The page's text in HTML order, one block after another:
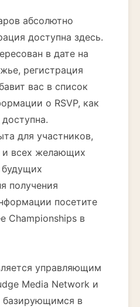
абсолютно
доступна здесь.
в дате на
регистрация
вас в список
о RSVP, как
для участников,
и всех желающих
будущих
получения
посетите
Championships в
управляющим
Media Network и
в